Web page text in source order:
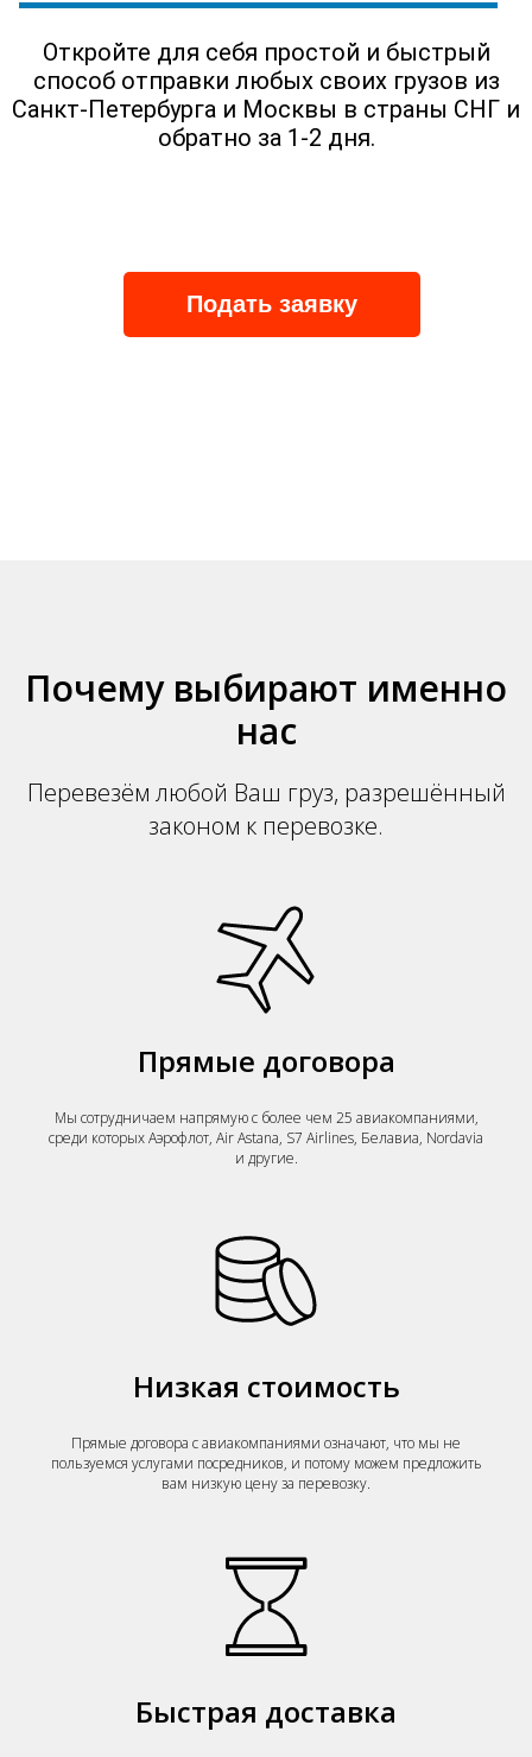
Откройте для себя простой и быстрый
способ отправки любых своих грузов из
Санкт-Петербурга и Москвы в страны СНГ и
обратно за 1-2 дня.
Подать заявку
Почему выбирают именно
нас
Перевезём любой Ваш груз, разрешённый
законом к перевозке.
Прямые договора
Мы сотрудничаем напрямую с более чем 25 авиакомпаниями,
среди которых Аэрофлот, Air Astana, S7 Airlines, Белавиа, Nordavia
и другие.
Низкая стоимость
Прямые договора с авиакомпаниями означают, что мы не
пользуемся услугами посредников, и потому можем предложить
вам низкую цену за перевозку.
Быстрая доставка